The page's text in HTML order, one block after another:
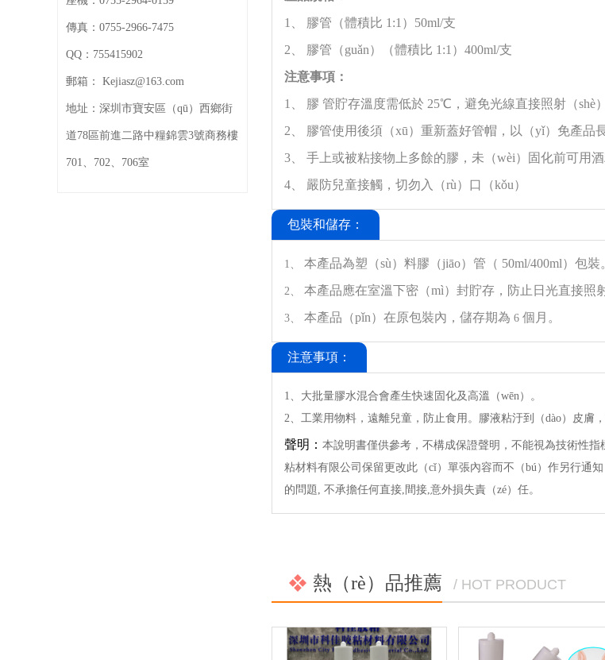
傳真： 0755-2966-7475
QQ： 755415902
郵箱： Kejiasz@163.com
地址： 深圳市寶安區（qū）西鄉街
道78區前進二路中糧錦雲3號商務樓
701、702、706室
1、
膠管（體積比 1:1）50ml/支
2、
膠管（guǎn）（體積比 1:1）400ml/支
注意事項：
1、
膠 管貯存溫度需低於 25℃，避免光線直接照射（shè）
2、
膠管使用後須（xū）重新蓋好管帽，以（yǐ）免產品
3、
手上或被粘接物上多餘的膠，未（wèi）固化前可用
4、
嚴防兒童接觸，切勿入（rù）口（kǒu）
包裝和儲存：
1、 本產品為塑（sù）料膠（jiāo）管（ 50ml/400ml）包裝
2、 本產品應在室溫下密（mì）封貯存，防止日光直接照
3、 本產品（pǐn）在原包裝內，儲存期為 6 個月。
注意事項：
1、大批量膠水混合會產生快速固化及高溫（wēn）。
2、工業用物料，遠離兒童，防止食用。膠液粘汙到（dào）皮膚
聲明： 本說明書僅供參考，不構成保證聲明，不能視為技術性
粘材料有限公司保留更改此（cǐ）單張內容而不（bú）作另行通
的問題, 不承擔任何直接,間接,意外損失責（zé）任。
熱（rè）品推薦 / HOT PRODUCT